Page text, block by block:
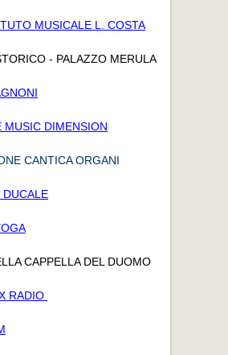
MUSICALE L. COSTA
- PALAZZO MERULA
MUSIC DIMENSION
CANTICA ORGANI
CAPPELLA DEL DUOMO
RADIO